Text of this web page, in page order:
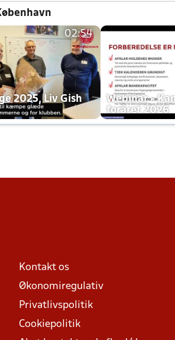
02:54
2025, Liv Gish
Webinar -
foråret 2026
Kontakt os
Økonomiregulativ
Privatlivspolitik
Cookiepolitik